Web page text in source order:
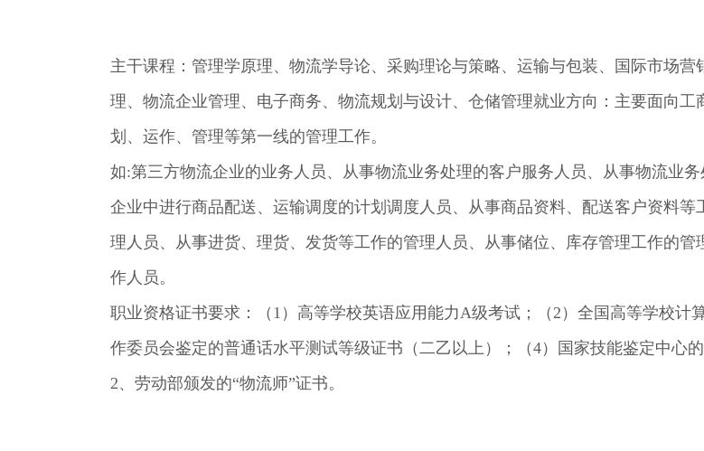
主干课程：管理学原理、物流学导论、采购理论与策略、运输与包装、国际市场
理、物流企业管理、电子商务、物流规划与设计、仓储管理就业方向：主要面向
划、运作、管理等第一线的管理工作。
如:第三方物流企业的业务人员、从事物流业务处理的客户服务人员、从事物流业
企业中进行商品配送、运输调度的计划调度人员、从事商品资料、配送客户资料
理人员、从事进货、理货、发货等工作的管理人员、从事储位、库存管理工作的
作人员。
职业资格证书要求：（1）高等学校英语应用能力A级考试；（2）全国高等学校计
作委员会鉴定的普通话水平测试等级证书（二乙以上）；（4）国家技能鉴定中心
2、劳动部颁发的“物流师”证书。